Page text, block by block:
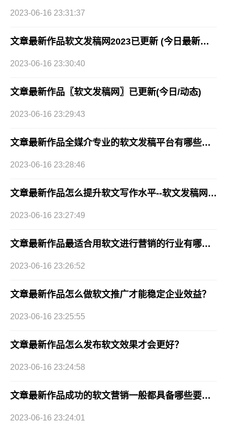
2023-06-16 23:31:37
文章最新作品软文发稿网2023已更新 (今日最新推荐)
2023-06-16 23:30:40
文章最新作品〖软文发稿网〗已更新(今日/动态)
2023-06-16 23:29:43
文章最新作品全媒介专业的软文发稿平台有哪些好的渠道2023已更新(今日/要点)
2023-06-16 23:28:46
文章最新作品怎么提升软文写作水平--软文发稿网媒体发布平台
2023-06-16 23:27:49
文章最新作品最适合用软文进行营销的行业有哪些？
2023-06-16 23:26:52
文章最新作品怎么做软文推广才能稳定企业效益？
2023-06-16 23:25:55
文章最新作品怎么发布软文效果才会更好？
2023-06-16 23:24:58
文章最新作品成功的软文营销一般都具备哪些要素？
2023-06-16 23:24:01